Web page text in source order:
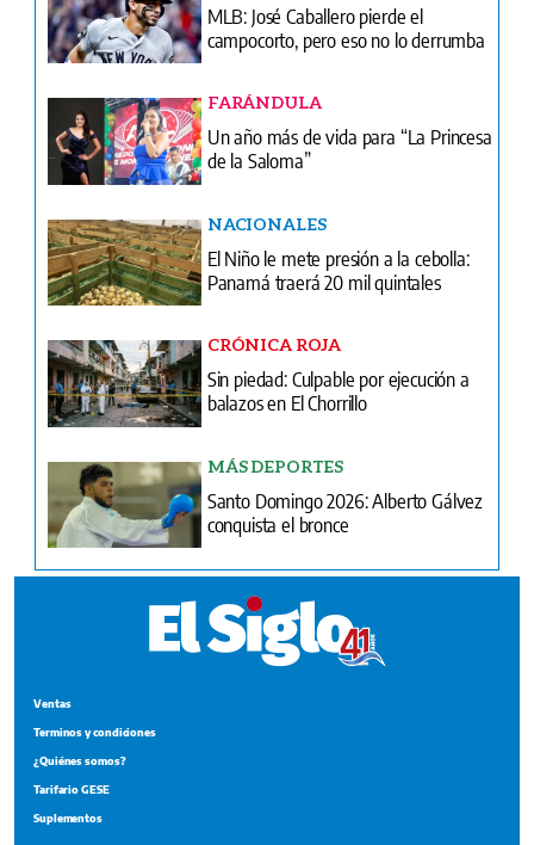
MLB: José Caballero pierde el
campocorto, pero eso no lo derrumba
FARÁNDULA
Un año más de vida para “La Princesa
de la Saloma”
NACIONALES
El Niño le mete presión a la cebolla:
Panamá traerá 20 mil quintales
CRÓNICA ROJA
Sin piedad: Culpable por ejecución a
balazos en El Chorrillo
MÁS DEPORTES
Santo Domingo 2026: Alberto Gálvez
conquista el bronce
Ventas
Terminos y condiciones
¿Quiénes somos?
Tarifario GESE
Suplementos